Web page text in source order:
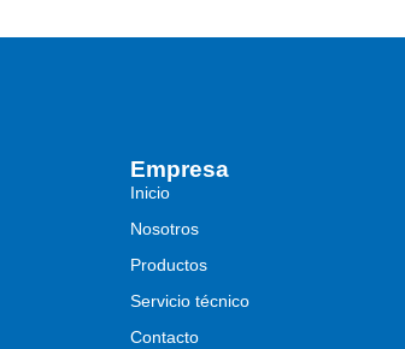
Empresa
Inicio
Nosotros
Productos
Servicio técnico
Contacto